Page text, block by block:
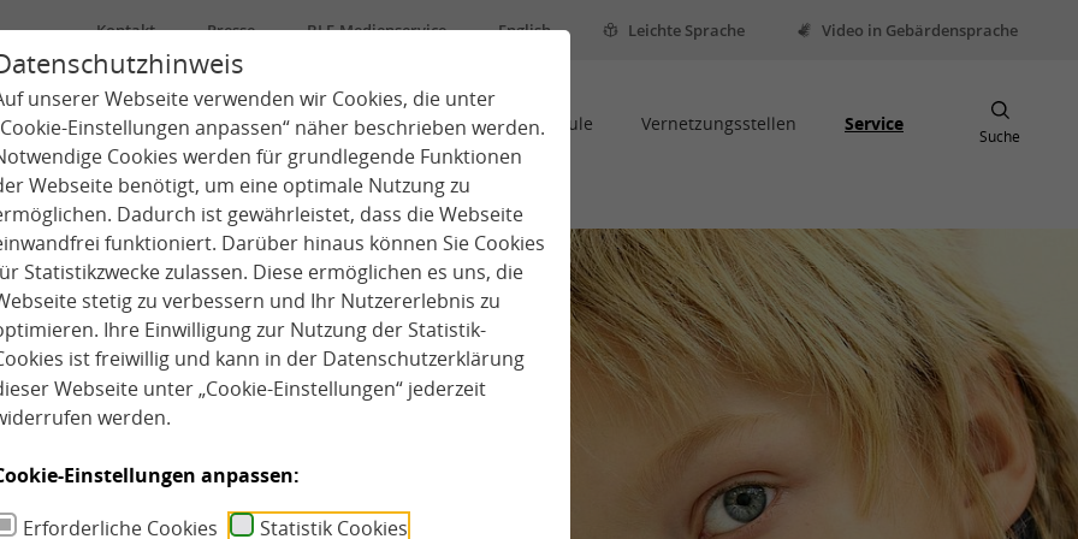
unserer Webseite verwenden wir Cookies, die unter
Einstellungen anpassen“ näher beschrieben werden.
Cookies werden für grundlegende Funktionen
Webseite benötigt, um eine optimale Nutzung zu
Dadurch ist gewährleistet, dass die Webseite
funktioniert. Darüber hinaus können Sie Cookies
Statistikzwecke zulassen. Diese ermöglichen es uns, die
stetig zu verbessern und Ihr Nutzererlebnis zu
Ihre Einwilligung zur Nutzung der Statistik-
ist freiwillig und kann in der Datenschutzerklärung
Webseite unter „Cookie-Einstellungen“ jederzeit
werden.
Einstellungen anpassen:
Erforderliche Cookies
Statistik Cookies
Kontakt Presse BLE-Medienservice English Leichte Sprache Video in Gebärdensprache
Über uns Kindertagespflege Kita Schule Vernetzungsstellen Service
Suche